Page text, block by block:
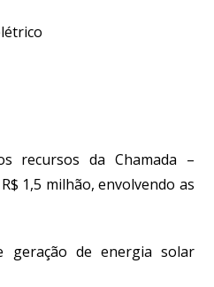
recursos da Chamada –
1,5 milhão, envolvendo as
geração de energia solar